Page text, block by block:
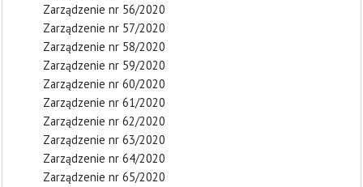
Zarządzenie nr 56/2020
Zarządzenie nr 57/2020
Zarządzenie nr 58/2020
Zarządzenie nr 59/2020
Zarządzenie nr 60/2020
Zarządzenie nr 61/2020
Zarządzenie nr 62/2020
Zarządzenie nr 63/2020
Zarządzenie nr 64/2020
Zarządzenie nr 65/2020